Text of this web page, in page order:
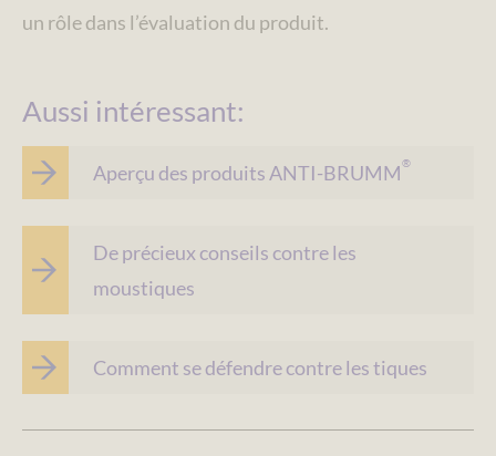
un rôle dans l’évaluation du produit.
Aussi intéressant:
Aperçu des produits ANTI-BRUMM®
De précieux conseils contre les
moustiques
Comment se défendre contre les tiques